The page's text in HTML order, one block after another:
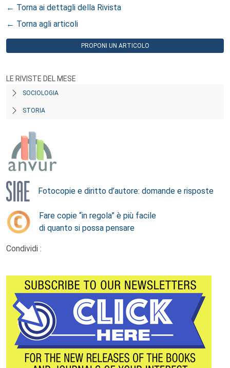
← Torna ai dettagli della Rivista
← Torna agli articoli
PROPONI UN ARTICOLO
LE RIVISTE DEL MESE
SOCIOLOGIA
STORIA
Fotocopie e diritto d’autore: domande e risposte
Fare copie “in regola” è più facile
di quanto si possa pensare
Condividi :